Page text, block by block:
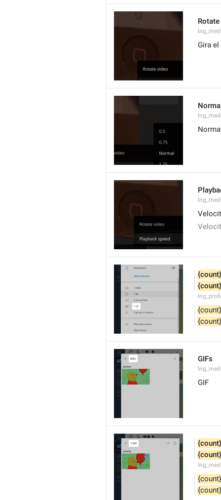
Gira
{count}
{count}
{count}
{count}
GIFs
GIF
{count}
{count}
{count}
{count}